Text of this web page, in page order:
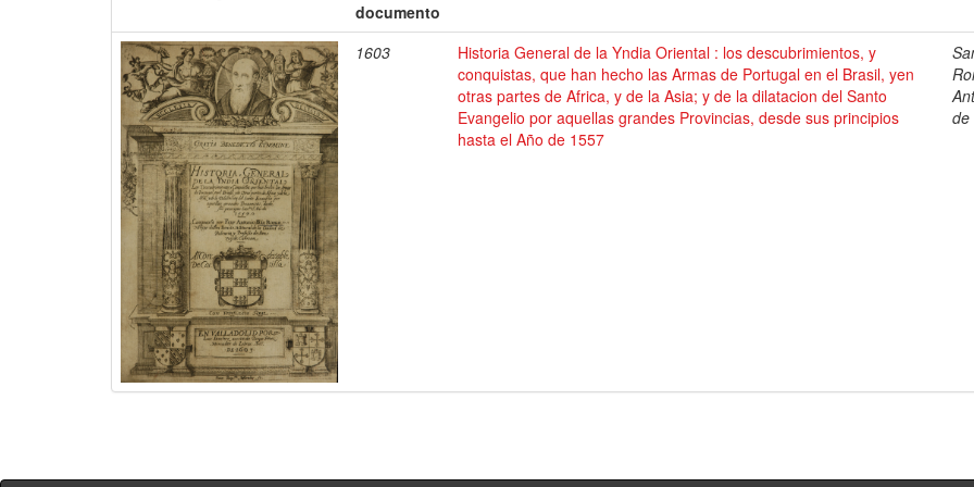
documento
1603
Historia General de la Yndia Oriental : los descubrimientos, y
conquistas, que han hecho las Armas de Portugal en el Brasil, yen
otras partes de Africa, y de la Asia; y de la dilatacion del Santo
Evangelio por aquellas grandes Provincias, desde sus principios
hasta el Año de 1557
de